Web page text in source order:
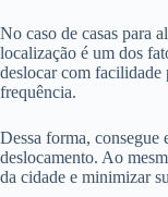
No caso de casas para
localização é um dos
deslocar com facilidade
frequência.
Dessa forma,
deslocamento. Ao
da cidade e minimizar